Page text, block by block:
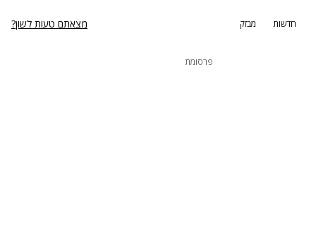
חדשות מבזק מצאתם טעות לשון?
פרסומת